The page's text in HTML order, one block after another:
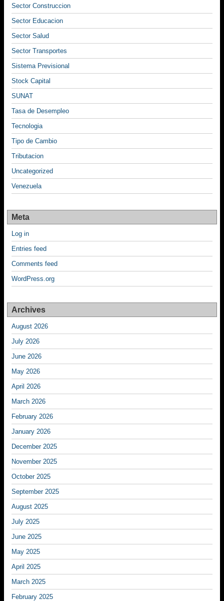
Sector Construccion
Sector Educacion
Sector Salud
Sector Transportes
Sistema Previsional
Stock Capital
SUNAT
Tasa de Desempleo
Tecnologia
Tipo de Cambio
Tributacion
Uncategorized
Venezuela
Meta
Log in
Entries feed
Comments feed
WordPress.org
Archives
August 2026
July 2026
June 2026
May 2026
April 2026
March 2026
February 2026
January 2026
December 2025
November 2025
October 2025
September 2025
August 2025
July 2025
June 2025
May 2025
April 2025
March 2025
February 2025